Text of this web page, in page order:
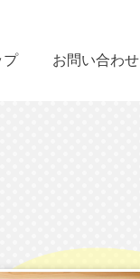
プ お問い合わせ